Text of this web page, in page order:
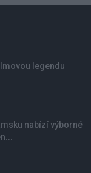
legendu
nabízí výborné